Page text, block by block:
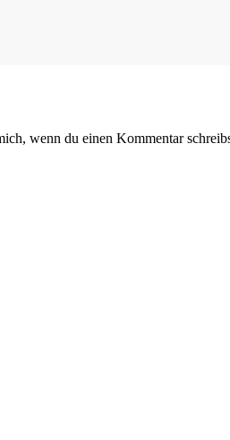
wenn du einen Kommentar